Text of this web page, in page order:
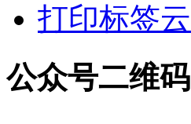
打印标签云
公众号二维码